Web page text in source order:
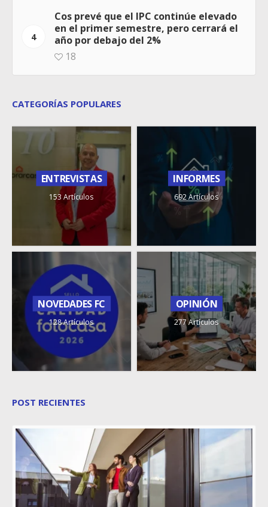
4
Cos prevé que el IPC continúe elevado
en el primer semestre, pero cerrará el
año por debajo del 2%
18
CATEGORÍAS POPULARES
ENTREVISTAS
153 Artículos
INFORMES
692 Artículos
NOVEDADES FC
128 Artículos
OPINIÓN
277 Artículos
POST RECIENTES